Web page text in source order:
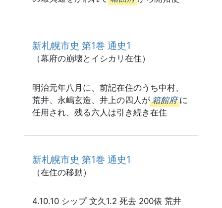
新札幌市史 第1巻 通史1
（幕府の崩壊とイシカリ在住）
明治元年八月に、前記在住のうち中村、
荒井、永嶋玄造、井上の四人が 箱館府 に
任用され、残る六人は引き続き在住
新札幌市史 第1巻 通史1
（在住の移動）
4.10.10 シップ 文久1.2 死去 200俵 荒井